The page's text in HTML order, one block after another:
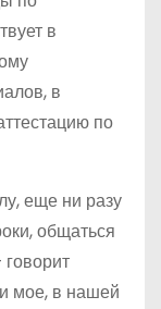
в
в
по
еще ни разу
общаться
мое, в нашей